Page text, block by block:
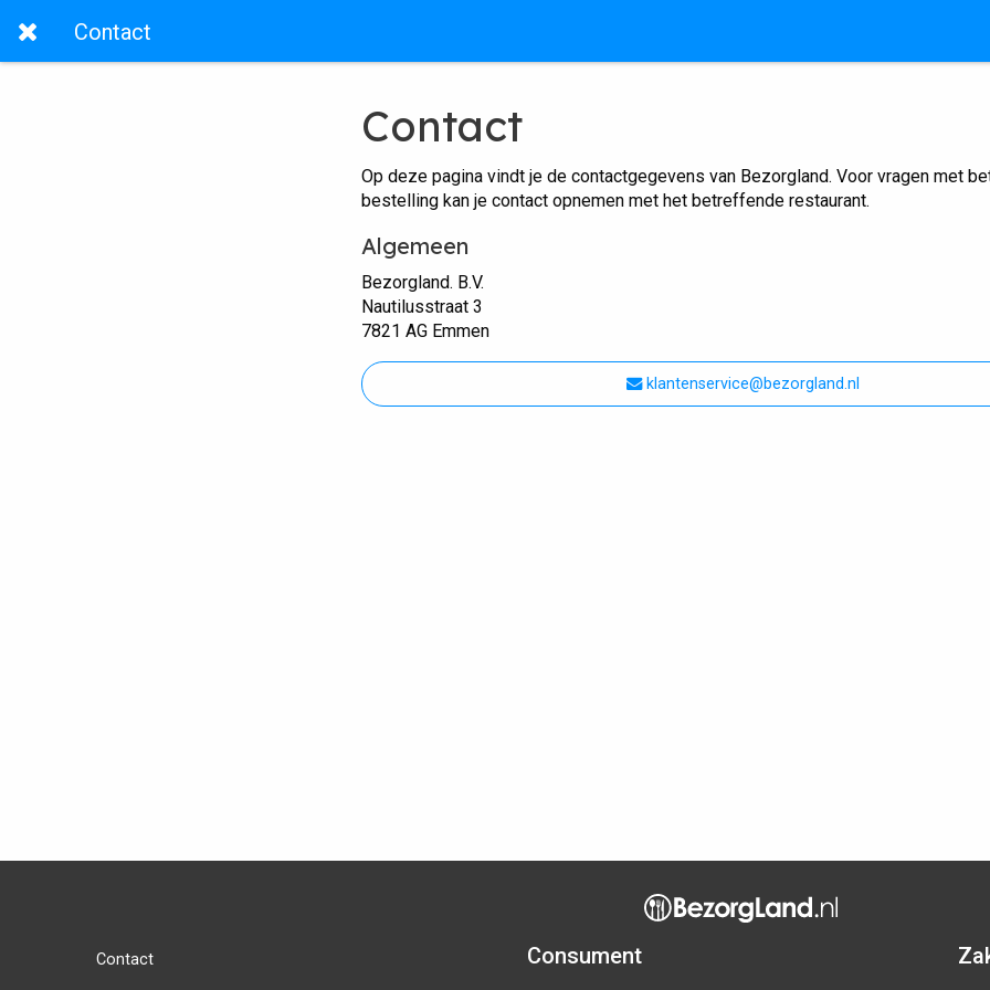
Contact
Contact
Op deze pagina vindt je de contactgegevens van Bezorgland. Voor vragen met
bestelling kan je contact opnemen met het betreffende restaurant.
Algemeen
Bezorgland. B.V.
Nautilusstraat 3
7821 AG Emmen
klantenservice@bezorgland.nl
Contact Consument